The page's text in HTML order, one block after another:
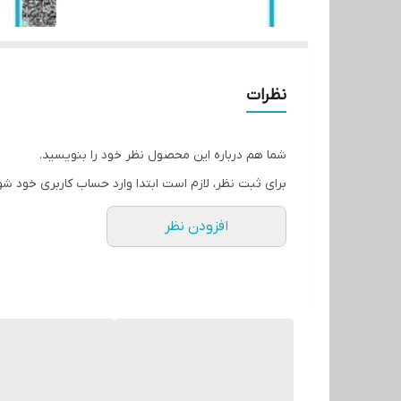
نظرات
شما هم درباره این محصول نظر خود را بنویسید.
برای ثبت نظر، لازم است ابتدا وارد حساب کاربری خود
افزودن نظر